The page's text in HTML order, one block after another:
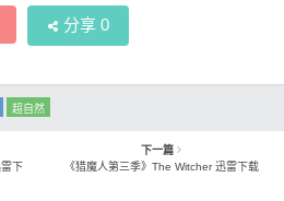
分享 0
超自然
下
下一篇
《猎魔人第三季》The Witcher 迅雷下载